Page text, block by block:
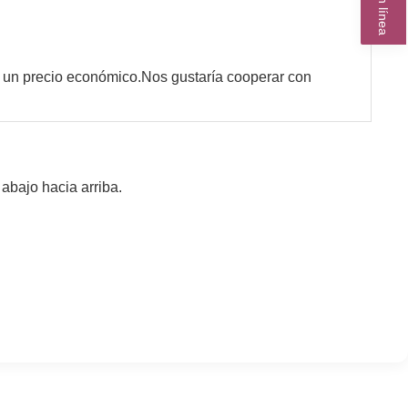
precio económico.Nos gustaría cooperar con
hacia arriba.